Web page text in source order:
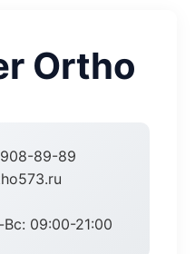
Ortho
89-89
09:00-21:00